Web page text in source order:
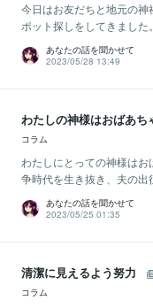
今日はお友だちと地元の
ポット探しをしてきまし
あなたの話を聞かせて
2023/05/28 13:49
わたしの神様はおばあち
コラム
わたしにとっての神様は
争時代を生き抜き、夫の
あなたの話を聞かせて
2023/05/25 01:35
清潔に見えるよう努力
コラム